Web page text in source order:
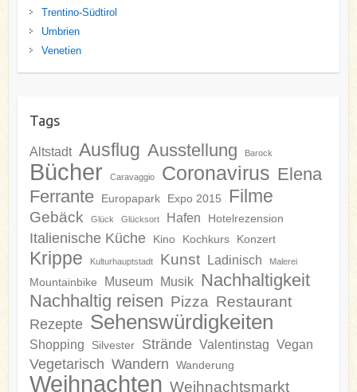
Trentino-Südtirol
Umbrien
Venetien
Tags
Altstadt Ausflug Ausstellung Barock
Bücher Caravaggio Coronavirus Elena
Ferrante
Europapark Expo 2015 Filme
Gebäck Glück Glücksort Hafen Hotelrezension
Italienische Küche Kino Kochkurs Konzert
Krippe Kulturhauptstadt Kunst Ladinisch Malerei
Mountainbike Museum Musik Nachhaltigkeit
Nachhaltig reisen Pizza Restaurant
Rezepte Sehenswürdigkeiten
Shopping Silvester Strände Valentinstag Vegan
Vegetarisch Wandern Wanderung
Weihnachten Weihnachtsmarkt